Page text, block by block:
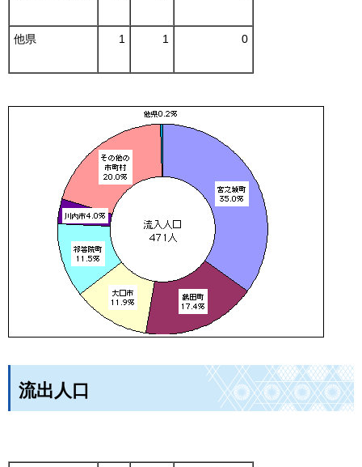
他県 1 1 0
流出人口